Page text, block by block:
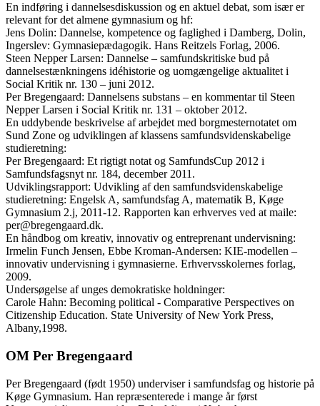
En indføring i dannelsesdiskussion og en aktuel debat, som især er
relevant for det almene gymnasium og hf:
Jens Dolin: Dannelse, kompetence og faglighed i Damberg, Dolin,
Ingerslev: Gymnasiepædagogik. Hans Reitzels Forlag, 2006.
Steen Nepper Larsen: Dannelse – samfundskritiske bud på
dannelsestænkningens idéhistorie og uomgængelige aktualitet i
Social Kritik nr. 130 – juni 2012.
Per Bregengaard: Dannelsens substans – en kommentar til Steen
Nepper Larsen i Social Kritik nr. 131 – oktober 2012.
En uddybende beskrivelse af arbejdet med borgmesternotatet om
Sund Zone og udviklingen af klassens samfundsvidenskabelige
studieretning:
Per Bregengaard: Et rigtigt notat og SamfundsCup 2012 i
Samfundsfagsnyt nr. 184, december 2011.
Udviklingsrapport: Udvikling af den samfundsvidenskabelige
studieretning: Engelsk A, samfundsfag A, matematik B, Køge
Gymnasium 2.j, 2011-12. Rapporten kan erhverves ved at maile:
per@bregengaard.dk.
En håndbog om kreativ, innovativ og entreprenant undervisning:
Irmelin Funch Jensen, Ebbe Kroman-Andersen: KIE-modellen –
innovativ undervisning i gymnasierne. Erhvervsskolernes forlag,
2009.
Undersøgelse af unges demokratiske holdninger:
Carole Hahn: Becoming political - Comparative Perspectives on
Citizenship Education. State University of New York Press,
Albany,1998.
OM Per Bregengaard
Per Bregengaard (født 1950) underviser i samfundsfag og historie på
Køge Gymnasium. Han repræsenterede i mange år først